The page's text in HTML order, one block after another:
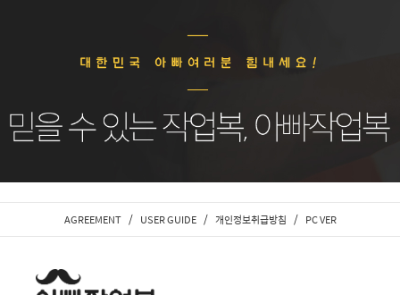
AGREEMENT / USER GUIDE / 개인정보취급방침 / PC VER